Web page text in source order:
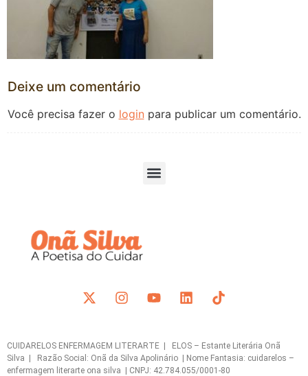
Deixe um comentário
Você precisa fazer o login para publicar um comentário.
CUIDARELOS ENFERMAGEM LITERARTE | ELOS – Estante Literária Onã
Silva | Razão Social: Onã da Silva Apolinário | Nome Fantasia: cuidarelos –
enfermagem literarte ona silva | CNPJ: 42.784.055/0001-80